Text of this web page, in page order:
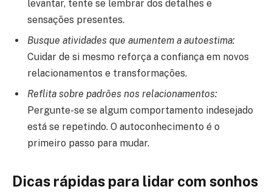
levantar, tente se lembrar dos detalhes e
sensações presentes.
Busque atividades que aumentem a autoestima:
Cuidar de si mesmo reforça a confiança em novos
relacionamentos e transformações.
Reflita sobre padrões nos relacionamentos:
Pergunte-se se algum comportamento indesejado
está se repetindo. O autoconhecimento é o
primeiro passo para mudar.
Dicas rápidas para lidar com sonhos